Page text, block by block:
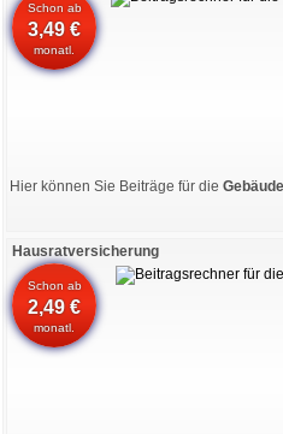
Schon ab
3,49 €
monatl.
Hier können Sie Beiträge für die
Hausratversicherung
Schon ab
2,49 €
monatl.